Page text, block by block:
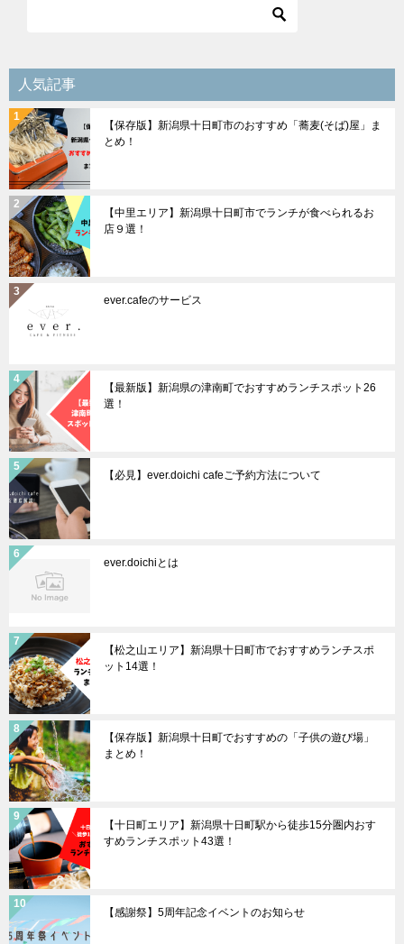
シ
ョ
ン
人気記事
【保存版】新潟県十日町市のおすすめ「蕎麦(そば)屋」ま
とめ！
【中里エリア】新潟県十日町市でランチが食べられるお
店９選！
ever.cafeのサービス
【最新版】新潟県の津南町でおすすめランチスポット26
選！
【必見】ever.doichi cafeご予約方法について
ever.doichiとは
【松之山エリア】新潟県十日町市でおすすめランチスポ
ット14選！
【保存版】新潟県十日町でおすすめの「子供の遊び場」
まとめ！
【十日町エリア】新潟県十日町駅から徒歩15分圏内おす
すめランチスポット43選！
【感謝祭】5周年記念イベントのお知らせ